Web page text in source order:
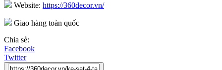
Website: https://360decor.vn/
Giao hàng toàn quốc
Chia sẻ:
Facebook
Twitter